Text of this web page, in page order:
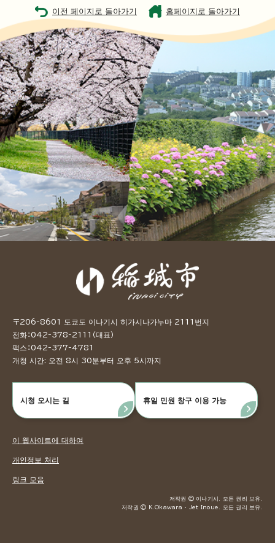
이전 페이지로 돌아가기 홈페이지로 돌아가기
〒206-8601 도쿄도 이나기시 히가시나가누마 2111번지
전화：042-378-2111（대표）
팩스：042-377-4781
개청 시간: 오전 8시 30분부터 오후 5시까지
시청 오시는 길 휴일 민원 창구 이용 가능
이 웹사이트에 대하여
개인정보 처리
링크 모음
저작권 © 이나기시. 모든 권리 보유.
저작권 © K.Okawara ・ Jet Inoue. 모든 권리 보유.